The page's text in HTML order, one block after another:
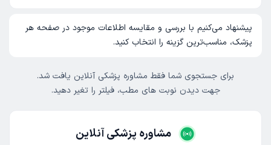
پیشنهاد می‌کنیم با بررسی و مقایسه اطلاعات موجود در صفحه هر
پزشک، مناسب‌ترین گزینه را انتخاب کنید.
برای جستجوی شما فقط مشاوره پزشکی آنلاین یافت شد.
جهت دیدن نوبت های مطب، فیلتر را تغیر دهید.
مشاوره پزشکی آنلاین